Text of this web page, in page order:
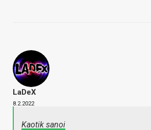
LaDeX
8.2.2022
Kaotik sanoi